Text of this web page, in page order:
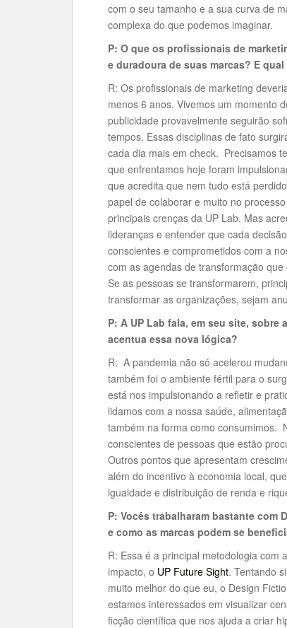
com o seu tamanho e a sua curva de
complexa do que podemos imaginar.
P: O que os profissionais de
e duradoura de suas marcas? E
R: Os profissionais de marketing
menos 6 anos. Vivemos um momento
publicidade provavelmente seguirão
tempos. Essas disciplinas de fato
cada dia mais em check. Precisamos
que enfrentamos hoje foram
que acredita que nem tudo está
papel de colaborar e muito no
principais crenças da UP Lab. Mas
lideranças e entender que cada
conscientes e comprometidos com a
com as agendas de transformação
Se as pessoas se transformarem,
transformar as organizações, sejam
P: A UP Lab fala, em seu site,
acentua essa nova lógica?
R: A pandemia não só acelerou
também foi o ambiente fértil para o
está nos impulsionando a refletir e
lidamos com a nossa saúde,
também na forma como consumimos.
conscientes de pessoas que estão
Outros pontos que apresentam
além do incentivo à economia local,
igualdade e distribuição de renda e
P: Vocês trabalharam bastante com
e como as marcas podem se
R: Essa é a principal metodologia com
impacto, o UP Future Sight. Tentando
muito melhor do que eu, o Design
estamos interessados em visualizar
ficção científica que nos ajuda a criar